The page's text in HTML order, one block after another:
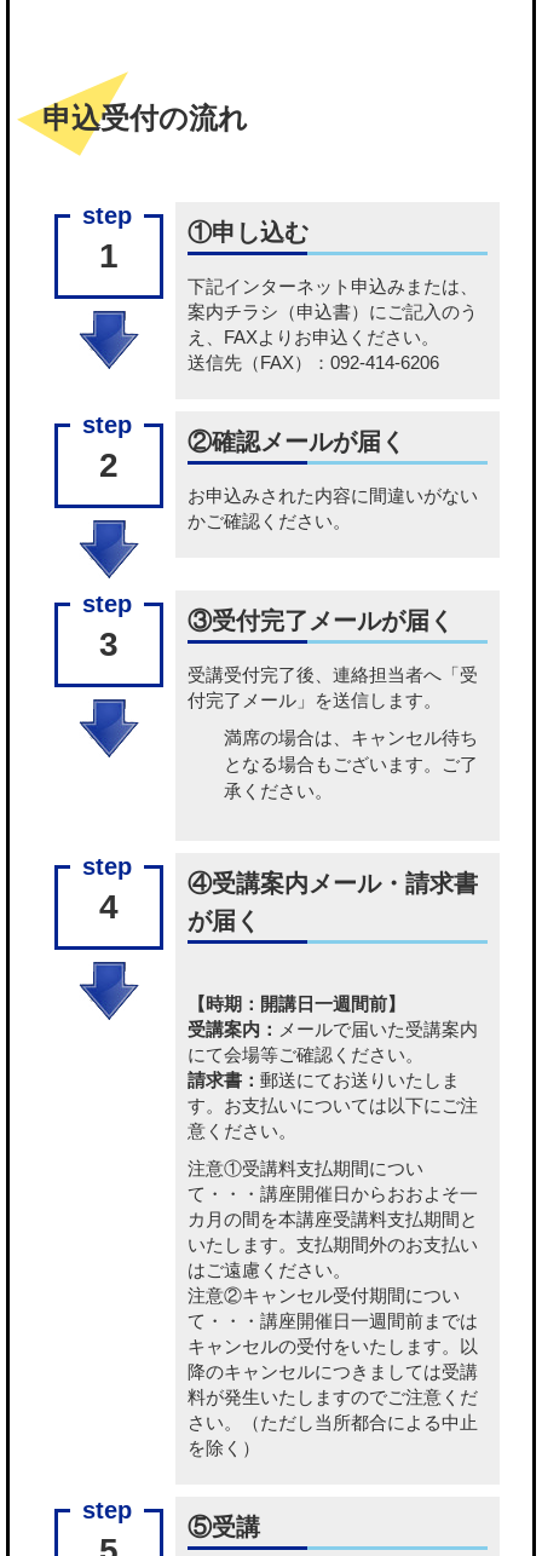
申込受付の流れ
1
①申し込む
下記インターネット申込み または、
案内チラシ（申込書） にご記入のう
え、FAXよりお申込ください。
送信先（FAX）：092-414-6206
2
②確認メールが届く
お申込みされた内容に間違いがない
かご確認ください。
3
③受付完了メールが届く
受講受付完了後、連絡担当者へ「受
付完了メール」を送信します。
満席の場合は、キャンセル待ち
となる場合もございます。ご了
承ください。
4
④受講案内メール・請求書
が届く
【時期：開講日一週間前】
受講案内： メールで届いた受講案内
にて会場等ご確認ください。
請求書： 郵送にてお送りいたしま
す。お支払いについては以下にご注
意ください。
注意①受講料支払期間につい
て・・・講座開催日からおおよそ一
カ月の間を本講座受講料支払期間と
いたします。支払期間外のお支払い
はご遠慮ください。
注意②キャンセル受付期間につい
て・・・講座開催日一週間前までは
キャンセルの受付をいたします。以
降のキャンセルにつきましては受講
料が発生いたしますのでご注意くだ
さい。（ただし当所都合による中止
を除く）
⑤受講